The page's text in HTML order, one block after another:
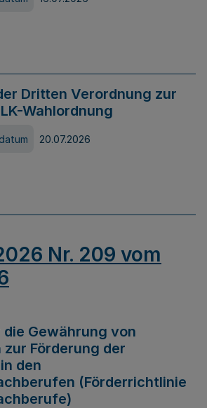
Dritten Verordnung zur
Wahlordnung
20.07.2026
Nr. 209 vom
Gewährung von
Förderung der
den
(Förderrichtlinie